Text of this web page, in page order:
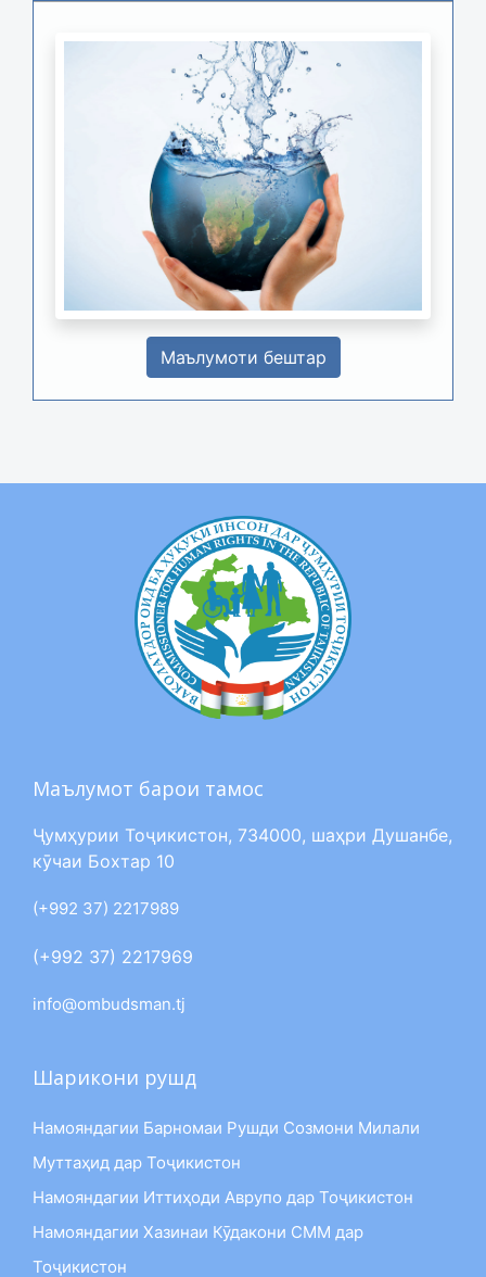
Маълумоти бештар
Маълумот барои тамос
Ҷумҳурии Тоҷикистон, 734000, шаҳри Душанбе,
кӯчаи Бохтар 10
(+992 37) 2217989
(+992 37) 2217969
info@ombudsman.tj
Шарикони рушд
Намояндагии Барномаи Рушди Созмони Милали
Муттаҳид дар Тоҷикистон
Намояндагии Иттиҳоди Аврупо дар Тоҷикистон
Намояндагии Хазинаи Кӯдакони СММ дар
Тоҷикистон